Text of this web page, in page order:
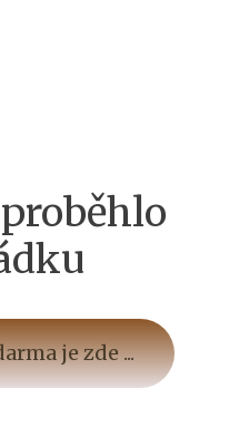
je zde ...